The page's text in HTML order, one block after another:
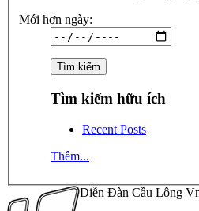
Mới hơn ngày:
Tìm kiếm hữu ích
Recent Posts
Thêm...
Diễn Đàn Cầu Lông